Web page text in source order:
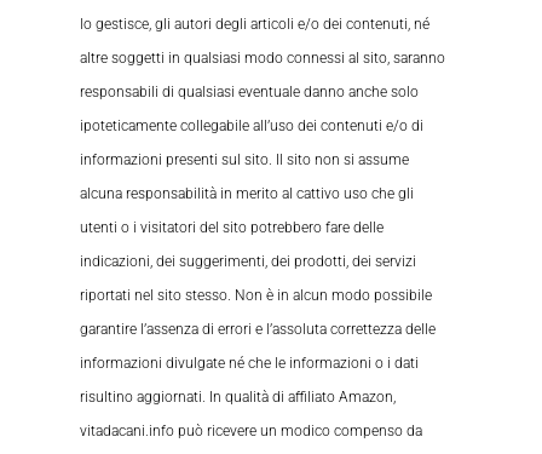
lo gestisce, gli autori degli articoli e/o dei contenuti, né
altre soggetti in qualsiasi modo connessi al sito, saranno
responsabili di qualsiasi eventuale danno anche solo
ipoteticamente collegabile all’uso dei contenuti e/o di
informazioni presenti sul sito. Il sito non si assume
alcuna responsabilità in merito al cattivo uso che gli
utenti o i visitatori del sito potrebbero fare delle
indicazioni, dei suggerimenti, dei prodotti, dei servizi
riportati nel sito stesso. Non è in alcun modo possibile
garantire l’assenza di errori e l’assoluta correttezza delle
informazioni divulgate né che le informazioni o i dati
risultino aggiornati. In qualità di affiliato Amazon,
vitadacani.info può ricevere un modico compenso da